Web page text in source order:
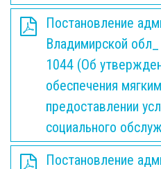
Постановление
Владимирской
1044 (Об
обеспечения
предоставлении
социального
Постановление